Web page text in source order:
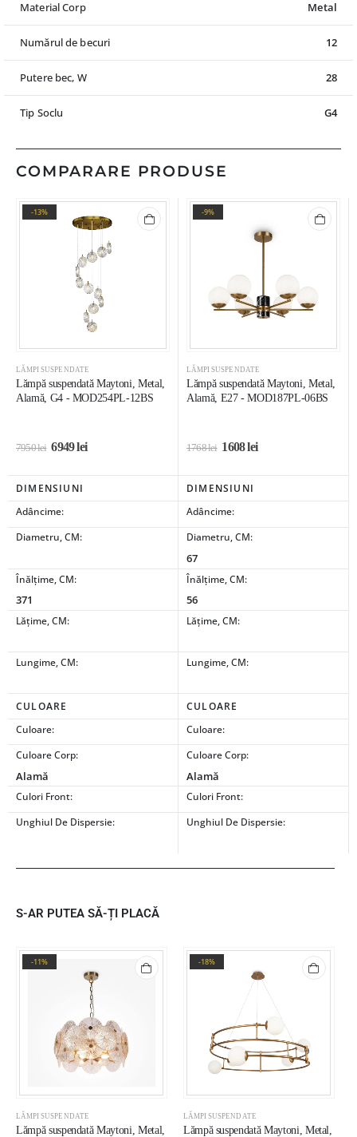
Material Corp Metal
Numărul de becuri 12
Putere bec, W 28
Tip Soclu G4
COMPARARE PRODUSE
-13%
LĂMPI SUSPENDATE
Lămpă suspendată Maytoni, Metal,
Alamă, G4 - MOD254PL-12BS
7950lei 6949lei
-9%
LĂMPI SUSPENDATE
Lămpă suspendată Maytoni, Metal,
Alamă, E27 - MOD187PL-06BS
1768lei 1608lei
DIMENSIUNI
DIMENSIUNI
Adâncime:
Adâncime:
Diametru, CM:
Diametru, CM:
67
Înălțime, CM:
371
Înălțime, CM:
56
Lățime, CM: Lățime, CM:
Lungime, CM: Lungime, CM:
CULOARE
CULOARE
Culoare:
Culoare:
Culoare Corp:
Alamă
Culoare Corp:
Alamă
Culori Front:
Culori Front:
Unghiul De Dispersie:
Unghiul De Dispersie:
S-AR PUTEA SĂ-ȚI PLACĂ
-11%
LĂMPI SUSPENDATE
Lămpă suspendată Maytoni, Metal,
-18%
LĂMPI SUSPENDATE
Lămpă suspendată Maytoni, Metal,